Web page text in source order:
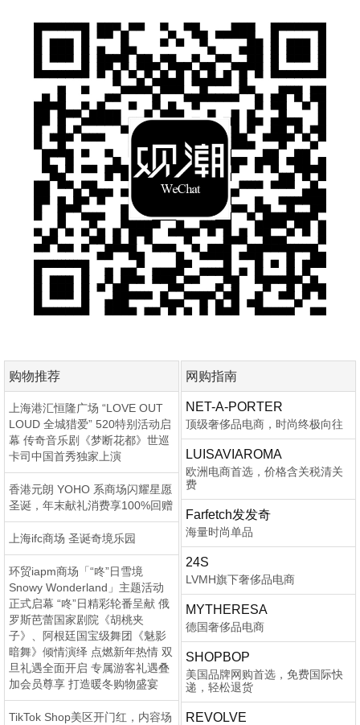
购物推荐
上海港汇恒隆广场 “LOVE OUT
LOUD 全城猎爱” 520特别活动启
幕 传奇音乐剧《梦断花都》世巡
卡司中国首秀独家上演
香港元朗 YOHO 系商场闪耀星愿
圣诞，年末献礼消费享100%回赠
上海ifc商场 圣诞奇境乐园
环贸iapm商场「“咚”日雪境
Snowy Wonderland」主题活动
正式启幕 “咚”日精彩轮番呈献 俄
罗斯芭蕾国家剧院《胡桃夹
子》、阿根廷国宝级舞团《魅影
暗舞》倾情演绎 点燃新年热情 双
旦礼遇全面开启 专属游客礼遇叠
加会员尊享 打造暖冬购物盛宴
TikTok Shop美区开门红，内容场
网购指南
NET-A-PORTER
顶级奢侈品电商，时尚终极向往
LUISAVIAROMA
欧洲电商首选，价格含关税清关
费
Farfetch发发奇
海量时尚单品
24S
LVMH旗下奢侈品电商
MYTHERESA
德国奢侈品电商
SHOPBOP
美国品牌网购首选，免费国际快
递，轻松退货
REVOLVE